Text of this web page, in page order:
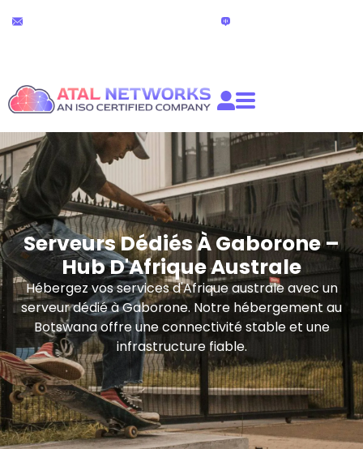
au
Serveurs Dédiés À Gaborone –
Hub D'Afrique Australe
Hébergez vos services d'Afrique australe avec un
serveur dédié à Gaborone. Notre hébergement au
Botswana offre une connectivité stable et une
infrastructure fiable.